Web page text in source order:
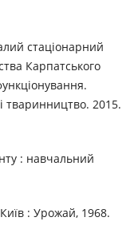
стаціонарний
Карпатського
тваринництво. 2015.
: навчальний
: Урожай, 1968.